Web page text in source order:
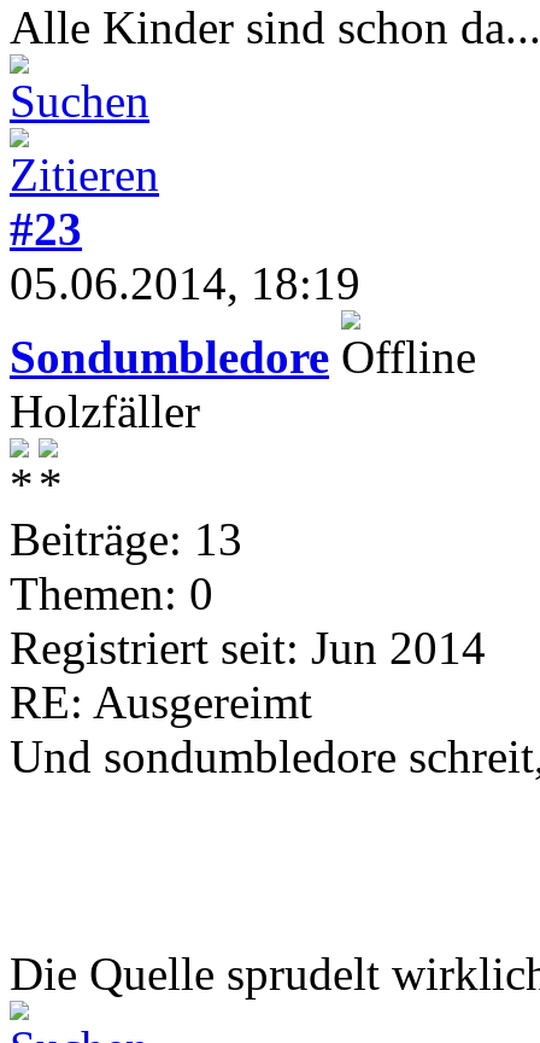
Alle Kinder sind schon da...
#23
05.06.2014, 18:19
Sondumbledore
Holzfäller
Beiträge: 13
Themen: 0
Registriert seit: Jun 2014
RE: Ausgereimt
Und sondumbledore
Die Quelle sprudelt